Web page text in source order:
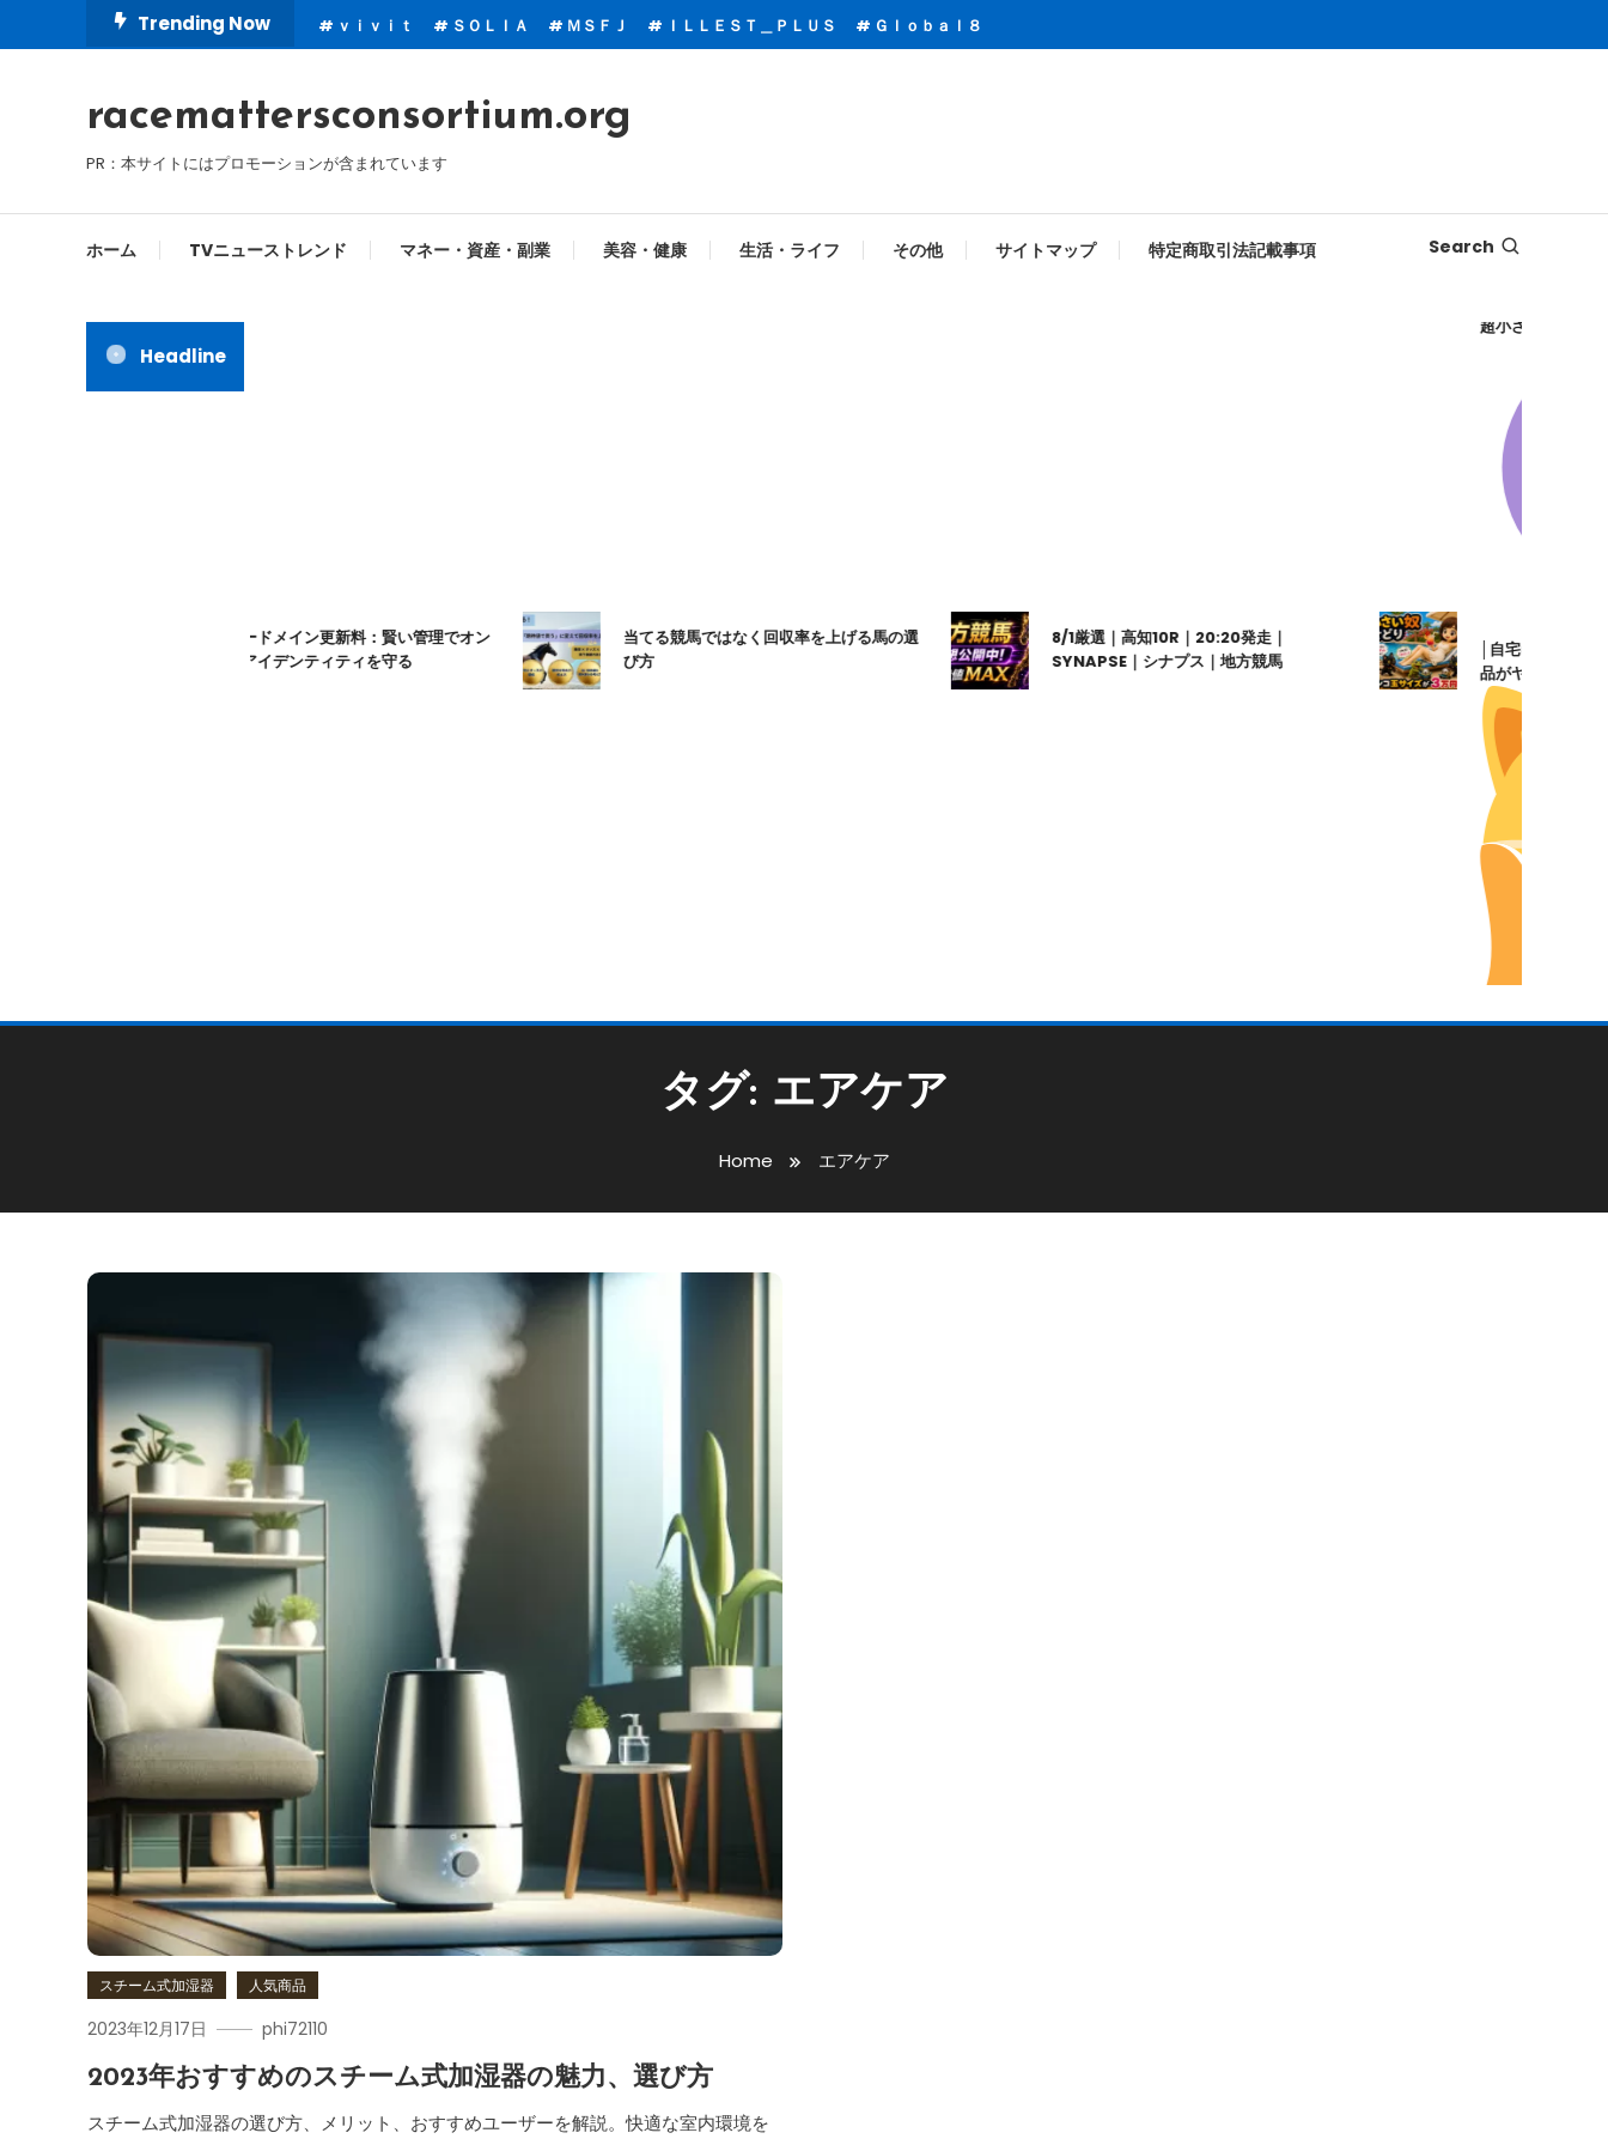
To
Trending Now ｖｉｖｉｔ ＳＯＬＩＡ ＭＳＦＪ ＩＬＬＥＳＴ＿ＰＬＵＳ Ｇｌｏｂａｌ８
racemattersconsortium.org
PR：本サイトにはプロモーションが含まれています
ホーム TVニューストレンド マネー・資産・副業 美容・健康 生活・ライフ その他 サイトマップ 特定商取引法記載事項 Search
Headline
ムームードメイン更新料：賢い管理でオン
ラインアイデンティティを守る
当てる競馬ではなく回収率を上げる馬の選
び方
8/1厳選｜高知10R｜20:20発走｜
SYNAPSE｜シナプス｜地方競馬
超小さい奴せどり
│自宅にあるかも!?
品がヤフオクで3万円
タグ: エアケア
Home エアケア
スチーム式加湿器 人気商品
2023年12月17日 phi72110
2023年おすすめのスチーム式加湿器の魅力、選び方
スチーム式加湿器の選び方、メリット、おすすめユーザーを解説。快適な室内環境を